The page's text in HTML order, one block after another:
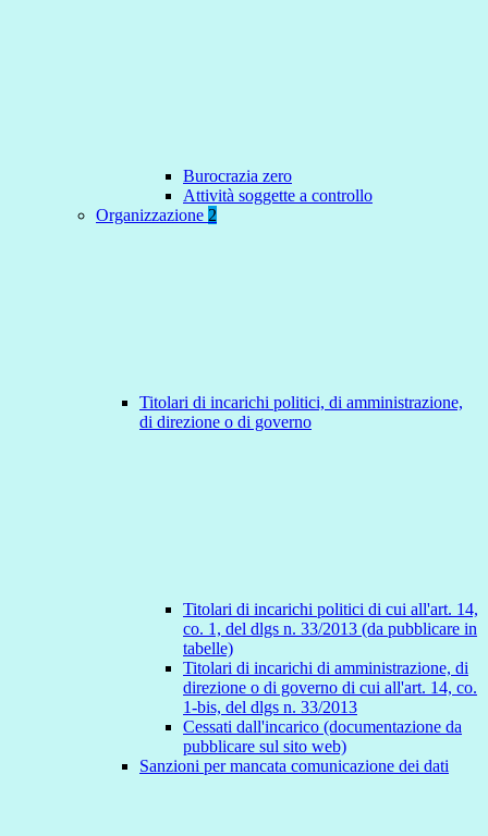
Burocrazia zero
Attività soggette a controllo
Organizzazione 2
Titolari di incarichi politici, di amministrazione,
di direzione o di governo
Titolari di incarichi politici di cui all'art. 14,
co. 1, del dlgs n. 33/2013 (da pubblicare in
tabelle)
Titolari di incarichi di amministrazione, di
direzione o di governo di cui all'art. 14, co.
1-bis, del dlgs n. 33/2013
Cessati dall'incarico (documentazione da
pubblicare sul sito web)
Sanzioni per mancata comunicazione dei dati